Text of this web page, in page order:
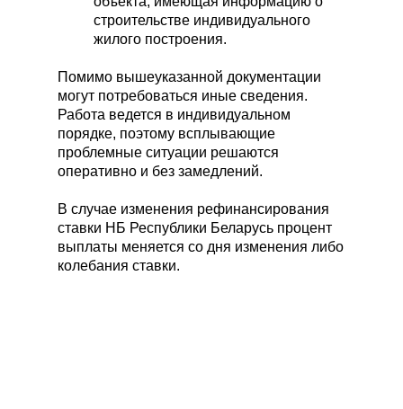
строительстве индивидуального
жилого построения.
Помимо вышеуказанной документации
могут потребоваться иные сведения.
Работа ведется в индивидуальном
порядке, поэтому всплывающие
проблемные ситуации решаются
оперативно и без замедлений.
В случае изменения рефинансирования
ставки НБ Республики Беларусь процент
выплаты меняется со дня изменения либо
колебания ставки.
© 2021-2026 «Lider-stroy.by» Сайт не является
публичной офертой и носит информационный характер
Политика конфиденциальности и согласие на обработку
персональных данных
ООО «СтройЛидер»
УНП 193698127
Ранее ИП УНП 691937110
K375333777576@gmail.com
пом. 109